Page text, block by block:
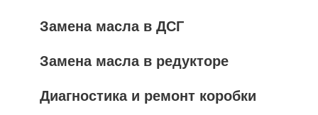
Замена масла в ДСГ
Замена масла в редукторе
Диагностика и ремонт коробки